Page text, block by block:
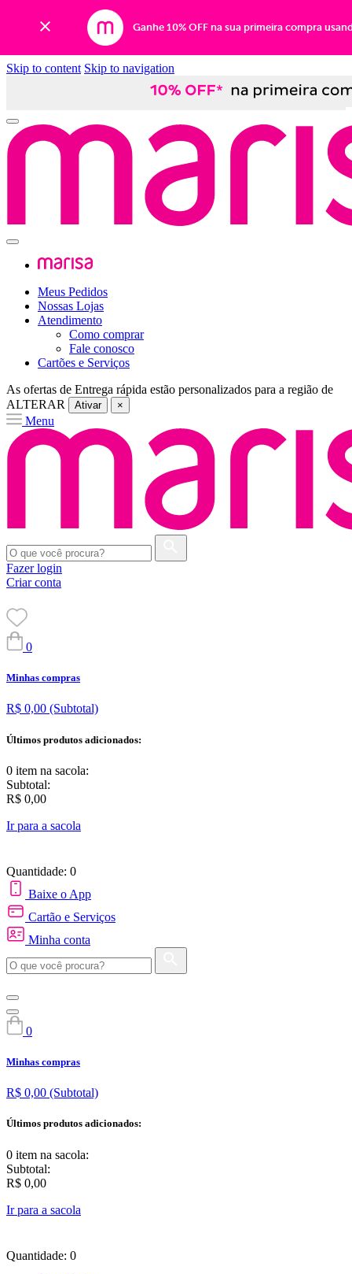
Ganhe 10% OFF na sua primeira compra
Skip to content Skip to navigation
Meus Pedidos
Nossas Lojas
Atendimento
Como comprar
Fale conosco
Cartões e Serviços
As ofertas de Entrega rápida estão personalizados para a região de
ALTERAR
Ativar ×
Menu
Fazer login
Criar conta
0
Minhas compras
R$ 0,00 (Subtotal)
Últimos produtos adicionados:
0 item na sacola:
Subtotal:
R$ 0,00
Ir para a sacola
Quantidade: 0
Baixe o App
Cartão e Serviços
Minha conta
0
Minhas compras
R$ 0,00 (Subtotal)
Últimos produtos adicionados:
0 item na sacola:
Subtotal:
R$ 0,00
Ir para a sacola
Quantidade: 0